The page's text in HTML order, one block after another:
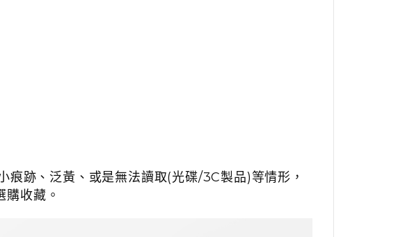
痕跡、泛黃、或是無法讀取(光碟/3C製品)等情形，
收藏。